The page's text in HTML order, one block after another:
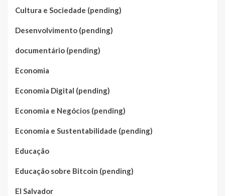
Cultura e Sociedade (pending)
Desenvolvimento (pending)
documentário (pending)
Economia
Economia Digital (pending)
Economia e Negócios (pending)
Economia e Sustentabilidade (pending)
Educação
Educação sobre Bitcoin (pending)
El Salvador